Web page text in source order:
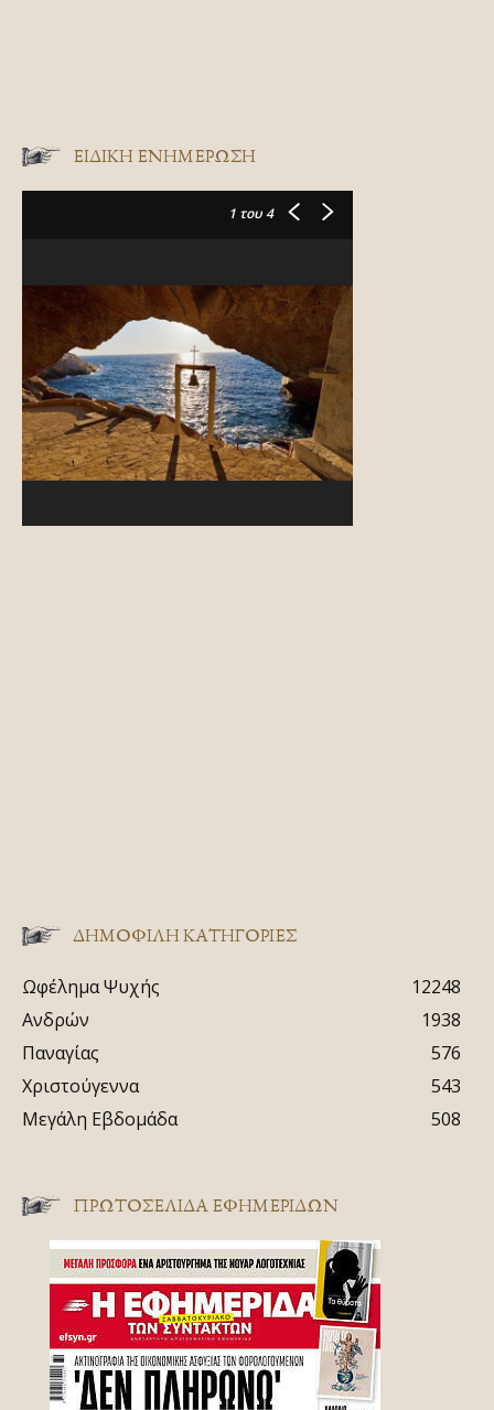
ΕΙΔΙΚΉ ΕΝΗΜΈΡΩΣΗ
1 του 4
ΔΗΜΟΦΙΛΗ ΚΑΤΗΓΟΡΙΕΣ
Ωφέλημα Ψυχής
12248
Ανδρών
1938
Παναγίας
576
Χριστούγεννα
543
Μεγάλη Εβδομάδα
508
ΠΡΩΤΟΣΈΛΙΔΑ ΕΦΗΜΕΡΊΔΩΝ